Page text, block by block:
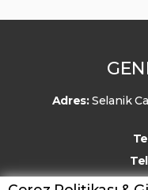
Adres:Selanik
E-